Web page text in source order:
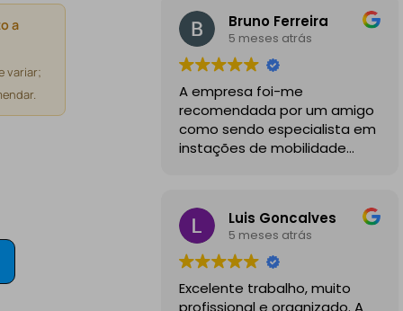
a
variar;
Bruno Ferreira
5 meses atrás
A empresa foi-me
recomendada por um amigo
como sendo especialista em
instações de mobilidade
profissionais, comunicativos e
disponiveis para todas as
minhas dúvidas.
A instalação de tomada
reforçada em garagem
Luis Goncalves
5 meses atrás
Excelente trabalho, muito
profissional e organizado. A